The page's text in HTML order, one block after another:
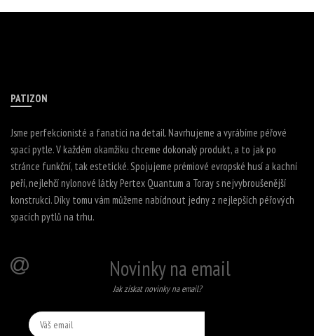
PATIZON
Jsme perfekcionisté a fanatici na detail. Navrhujeme a vyrábíme péřové
spací pytle. V každém okamžiku chceme dokonalý produkt, a to jak po
stránce funkční, tak estetické. Spojujeme prémiové evropské husí a kachní
peří, nejlehčí nylonové látky Pertex Quantum a Toray s nejvybroušenější
konstrukci. Díky tomu vám můžeme nabídnout jedny z nejlepších péřových
spacích pytlů na trhu.
Novinky na email
Jak získat novinky na email?